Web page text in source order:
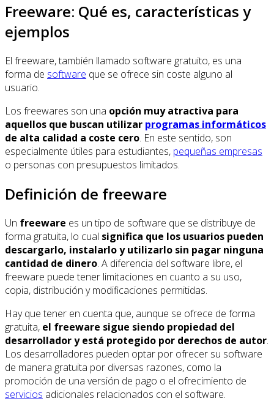
Freeware: Qué es, características y
ejemplos
El freeware, también llamado software gratuito, es una
forma de software que se ofrece sin coste alguno al
usuario.
Los freewares son una opción muy atractiva para
aquellos que buscan utilizar programas informáticos
de alta calidad a coste cero. En este sentido, son
especialmente útiles para estudiantes, pequeñas empresas
o personas con presupuestos limitados.
Definición de freeware
Un freeware es un tipo de software que se distribuye de
forma gratuita, lo cual significa que los usuarios pueden
descargarlo, instalarlo y utilizarlo sin pagar ninguna
cantidad de dinero. A diferencia del software libre, el
freeware puede tener limitaciones en cuanto a su uso,
copia, distribución y modificaciones permitidas.
Hay que tener en cuenta que, aunque se ofrece de forma
gratuita, el freeware sigue siendo propiedad del
desarrollador y está protegido por derechos de autor.
Los desarrolladores pueden optar por ofrecer su software
de manera gratuita por diversas razones, como la
promoción de una versión de pago o el ofrecimiento de
servicios adicionales relacionados con el software.